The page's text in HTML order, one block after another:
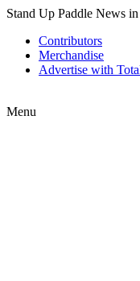
Stand Up Paddle News
Contributors
Merchandise
Advertise with
Menu